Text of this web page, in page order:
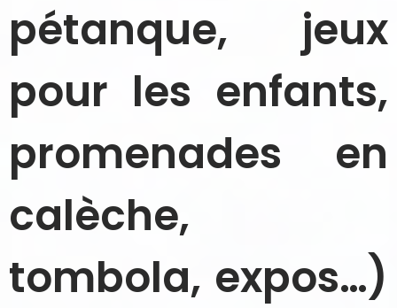
pétanque, jeux
pour les enfants,
promenades en
calèche,
tombola, expos…)